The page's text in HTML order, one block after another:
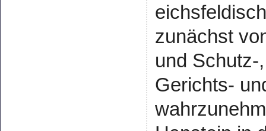
zunächst
und Schutz-
Gerichts-